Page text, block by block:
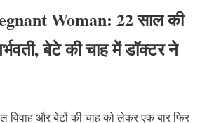
Woman: 22 साल की
बेटे की चाह में डॉक्टर ने
विवाह और बेटों की चाह को लेकर एक बार फिर